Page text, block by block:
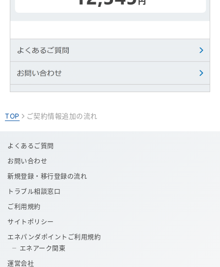
TOP > ご契約情報追加の流れ
よくあるご質問
お問い合わせ
新規登録・移行登録の流れ
トラブル相談窓口
ご利用規約
サイトポリシー
エネパンダポイントご利用規約
エネアーク関東
運営会社